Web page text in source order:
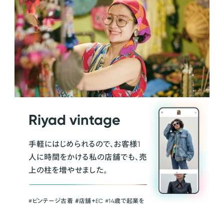
Riyad vintage
手軽にはじめられるので、お客様1
人に時間をかける私の店舗でも、売
上の柱を増やせました。
#ビンテージ古着 ＃店舗＋EC #14歳で起業を